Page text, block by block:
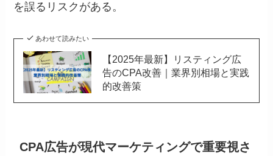
を誤るリスクがある。
あわせて読みたい
【2025年最新】リスティング広
告のCPA改善｜業界別相場と実践
的改善策
CPA広告が現代マーケティングで重要視さ